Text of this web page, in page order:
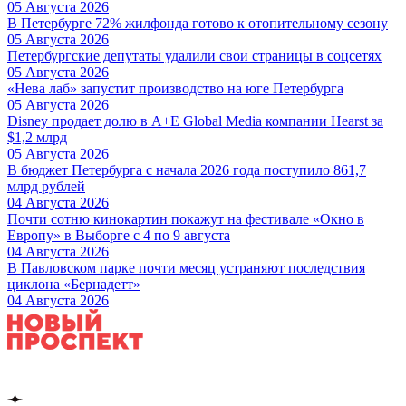
05 Августа 2026
В Петербурге 72% жилфонда готово к отопительному сезону
05 Августа 2026
Петербургские депутаты удалили свои страницы в соцсетях
05 Августа 2026
«Нева лаб» запустит производство на юге Петербурга
05 Августа 2026
Disney продает долю в A+E Global Media компании Hearst за
$1,2 млрд
05 Августа 2026
В бюджет Петербурга с начала 2026 года поступило 861,7
млрд рублей
04 Августа 2026
Почти сотню кинокартин покажут на фестивале «Окно в
Европу» в Выборге с 4 по 9 августа
04 Августа 2026
В Павловском парке почти месяц устраняют последствия
циклона «Бернадетт»
04 Августа 2026